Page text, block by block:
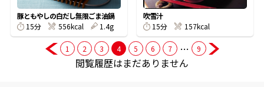
だしパック
豚ともやしの白だし無限ごま油鍋
15分
556kcal 1.4g
吹雪汁
15分
157kcal
1 2 3 4 5 6 7 … 9
閲覧履歴はまだありません